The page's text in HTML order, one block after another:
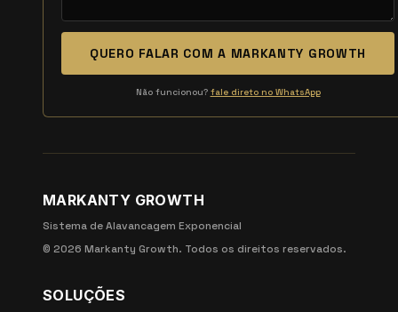
QUERO FALAR COM A MARKANTY GROWTH
Não funcionou? fale direto no WhatsApp
MARKANTY GROWTH
Sistema de Alavancagem Exponencial
© 2026 Markanty Growth. Todos os direitos reservados.
SOLUÇÕES